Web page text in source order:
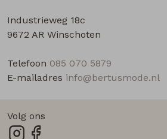
Industrieweg 18c
9672 AR Winschoten
Telefoon 085 070 5879
E-mailadres info@bertusmode.nl
Volg ons